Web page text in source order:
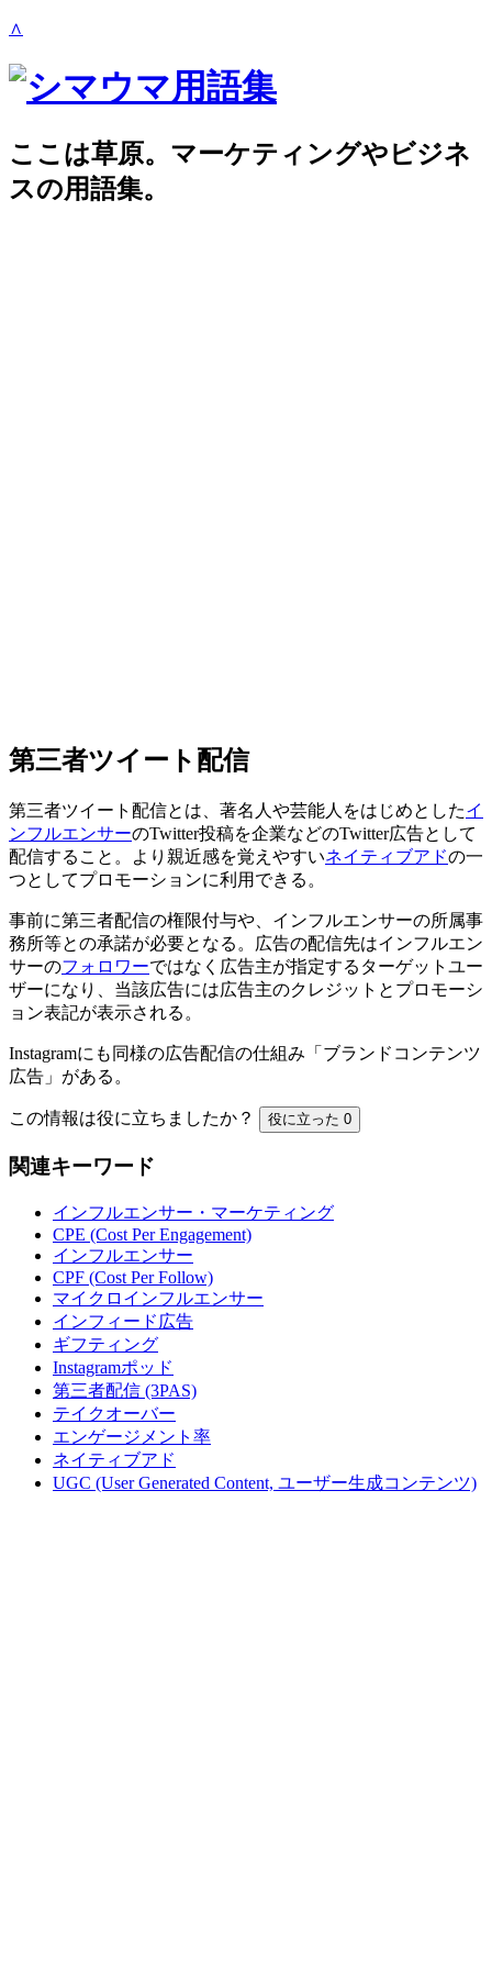
∧
ここは草原。マーケティングやビジネ
スの用語集。
第三者ツイート配信
第三者ツイート配信とは、著名人や芸能人をはじめとしたイ
ンフルエンサーのTwitter投稿を企業などのTwitter広告として
配信すること。より親近感を覚えやすいネイティブアドの一
つとしてプロモーションに利用できる。
事前に第三者配信の権限付与や、インフルエンサーの所属事
務所等との承諾が必要となる。広告の配信先はインフルエン
サーのフォロワーではなく広告主が指定するターゲットユー
ザーになり、当該広告には広告主のクレジットとプロモーシ
ョン表記が表示される。
Instagramにも同様の広告配信の仕組み「ブランドコンテンツ
広告」がある。
この情報は役に立ちましたか？ 役に立った 0
関連キーワード
インフルエンサー・マーケティング
CPE (Cost Per Engagement)
インフルエンサー
CPF (Cost Per Follow)
マイクロインフルエンサー
インフィード広告
ギフティング
Instagramポッド
第三者配信 (3PAS)
テイクオーバー
エンゲージメント率
ネイティブアド
UGC (User Generated Content, ユーザー生成コンテンツ)